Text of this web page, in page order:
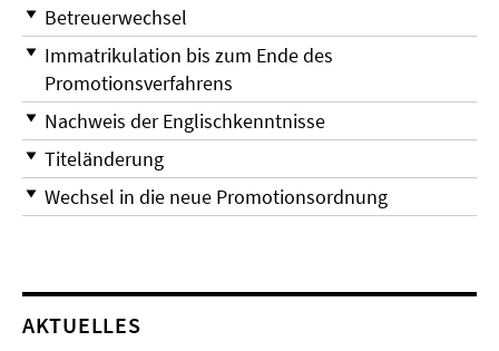
Betreuerwechsel
Immatrikulation bis zum Ende des
Promotionsverfahrens
Nachweis der Englischkenntnisse
Titeländerung
Wechsel in die neue Promotionsordnung
AKTUELLES